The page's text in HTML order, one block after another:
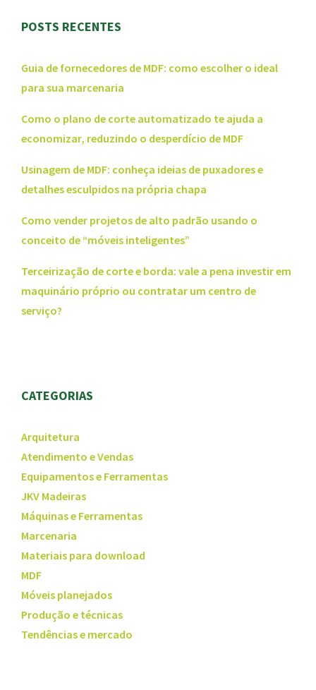
POSTS RECENTES
Guia de fornecedores de MDF: como escolher o ideal
para sua marcenaria
Como o plano de corte automatizado te ajuda a
economizar, reduzindo o desperdício de MDF
Usinagem de MDF: conheça ideias de puxadores e
detalhes esculpidos na própria chapa
Como vender projetos de alto padrão usando o
conceito de “móveis inteligentes”
Terceirização de corte e borda: vale a pena investir em
maquinário próprio ou contratar um centro de
serviço?
CATEGORIAS
Arquitetura
Atendimento e Vendas
Equipamentos e Ferramentas
JKV Madeiras
Máquinas e Ferramentas
Marcenaria
Materiais para download
MDF
Móveis planejados
Produção e técnicas
Tendências e mercado